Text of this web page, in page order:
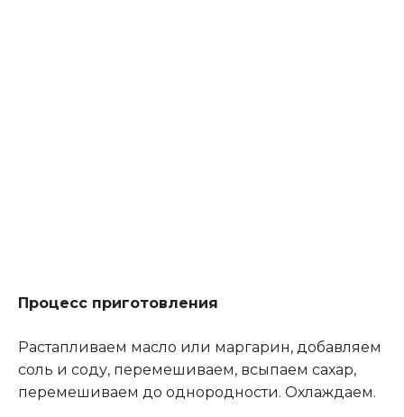
Процесс приготовления
Растапливаем масло или маргарин, добавляем
соль и соду, перемешиваем, всыпаем сахар,
перемешиваем до однородности. Охлаждаем.